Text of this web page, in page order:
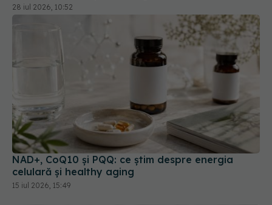
28 iul 2026, 10:52
NAD+, CoQ10 și PQQ: ce știm despre energia
celulară și healthy aging
15 iul 2026, 15:49